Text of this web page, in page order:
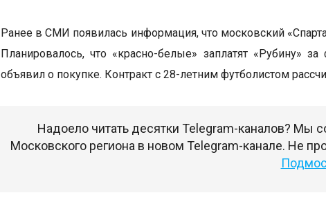
Ранее в СМИ появилась информация, что московский
Планировалось, что «красно-белые» заплатят «Рубину»
объявил о покупке. Контракт с 28-летним футболистом
Надоело читать десятки Telegram-каналов? Мы
Московского региона в новом Telegram-канале. Не